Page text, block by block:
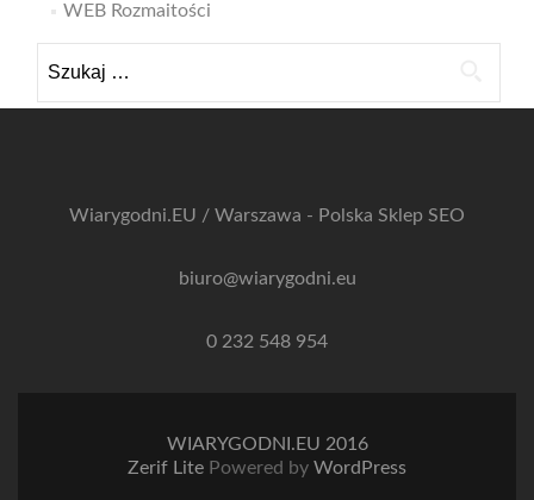
WEB Rozmaitości
Wiarygodni.EU / Warszawa - Polska Sklep SEO
biuro@wiarygodni.eu
0 232 548 954
WIARYGODNI.EU 2016
Zerif Lite Powered by WordPress